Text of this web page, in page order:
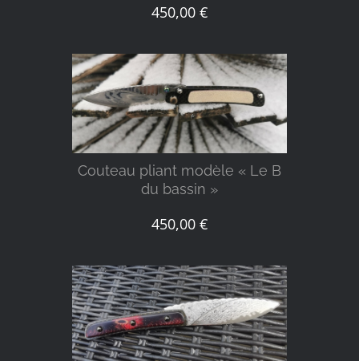
450,00 €
DÉTAILS
Couteau pliant modèle « Le B
du bassin »
450,00 €
DÉTAILS